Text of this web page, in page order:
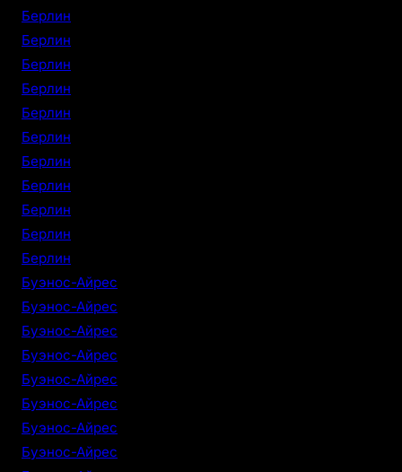
Берлин
Берлин
Берлин
Берлин
Берлин
Берлин
Берлин
Берлин
Берлин
Берлин
Берлин
Буэнос-Айрес
Буэнос-Айрес
Буэнос-Айрес
Буэнос-Айрес
Буэнос-Айрес
Буэнос-Айрес
Буэнос-Айрес
Буэнос-Айрес